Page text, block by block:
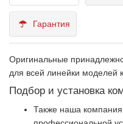
Гарантия
Оригинальные
для всей линейки моделей
Подбор и установка
Также наша компания